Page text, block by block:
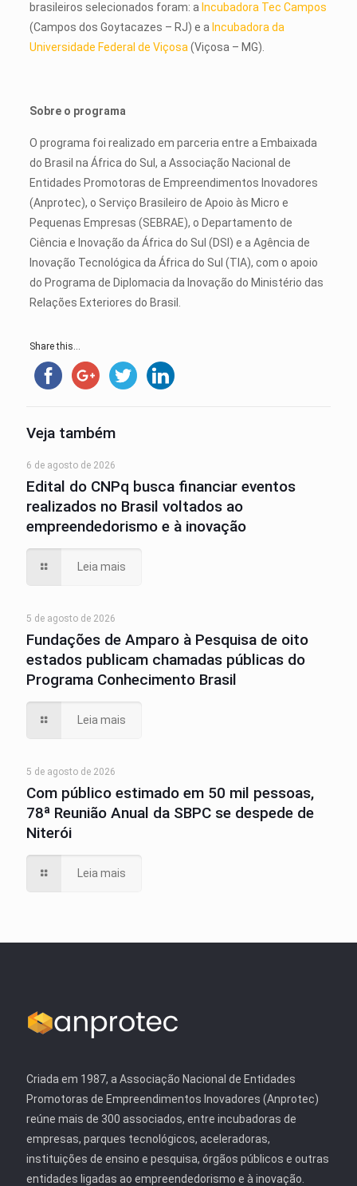
brasileiros selecionados foram: a Incubadora Tec Campos
(Campos dos Goytacazes – RJ) e a Incubadora da
Universidade Federal de Viçosa (Viçosa – MG).
Sobre o programa
O programa foi realizado em parceria entre a Embaixada
do Brasil na África do Sul, a Associação Nacional de
Entidades Promotoras de Empreendimentos Inovadores
(Anprotec), o Serviço Brasileiro de Apoio às Micro e
Pequenas Empresas (SEBRAE), o Departamento de
Ciência e Inovação da África do Sul (DSI) e a Agência de
Inovação Tecnológica da África do Sul (TIA), com o apoio
do Programa de Diplomacia da Inovação do Ministério das
Relações Exteriores do Brasil.
Share this...
Veja também
6 de agosto de 2026
Edital do CNPq busca financiar eventos
realizados no Brasil voltados ao
empreendedorismo e à inovação
Leia mais
5 de agosto de 2026
Fundações de Amparo à Pesquisa de oito
estados publicam chamadas públicas do
Programa Conhecimento Brasil
Leia mais
5 de agosto de 2026
Com público estimado em 50 mil pessoas,
78ª Reunião Anual da SBPC se despede de
Niterói
Leia mais
Criada em 1987, a Associação Nacional de Entidades
Promotoras de Empreendimentos Inovadores (Anprotec)
reúne mais de 300 associados, entre incubadoras de
empresas, parques tecnológicos, aceleradoras,
instituições de ensino e pesquisa, órgãos públicos e outras
entidades ligadas ao empreendedorismo e à inovação.